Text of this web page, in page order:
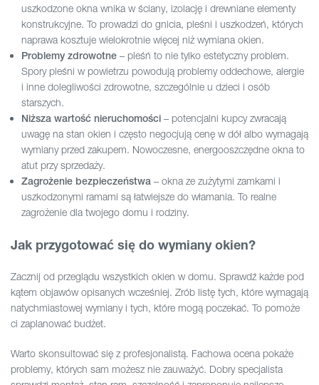
uszkodzone okna wnika w ściany, izolację i drewniane elementy
konstrukcyjne. To prowadzi do gnicia, pleśni i uszkodzeń, których
naprawa kosztuje wielokrotnie więcej niż wymiana okien.
Problemy zdrowotne – pleśń to nie tylko estetyczny problem.
Spory pleśni w powietrzu powodują problemy oddechowe, alergie
i inne dolegliwości zdrowotne, szczególnie u dzieci i osób
starszych.
Niższa wartość nieruchomości – potencjalni kupcy zwracają
uwagę na stan okien i często negocjują cenę w dół albo wymagają
wymiany przed zakupem. Nowoczesne, energooszczędne okna to
atut przy sprzedaży.
Zagrożenie bezpieczeństwa – okna ze zużytymi zamkami i
uszkodzonymi ramami są łatwiejsze do włamania. To realne
zagrożenie dla twojego domu i rodziny.
Jak przygotować się do wymiany okien?
Zacznij od przeglądu wszystkich okien w domu. Sprawdź każde pod
kątem objawów opisanych wcześniej. Zrób listę tych, które wymagają
natychmiastowej wymiany i tych, które mogą poczekać. To pomoże
ci zaplanować budżet.
Warto skonsultować się z profesjonalistą. Fachowa ocena pokaże
problemy, których sam możesz nie zauważyć. Dobry specjalista